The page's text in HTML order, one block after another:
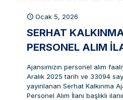
Ocak 5, 2026
SERHAT
PERSONEL ALIM
Ajansımızın personel alım
Aralık 2025 tarih ve 33094
yayınlanan Serhat Kalkınma
Personel Alım İlanı başlıklı